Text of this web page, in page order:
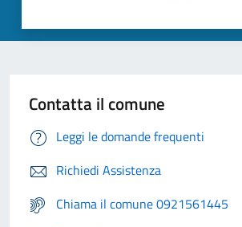
Contatta il comune
Leggi le domande frequenti
Richiedi Assistenza
Chiama il comune 0921561445